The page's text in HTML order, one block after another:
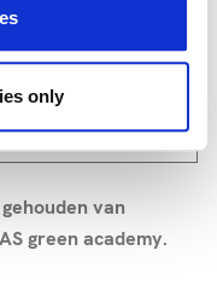
only
van
green academy.